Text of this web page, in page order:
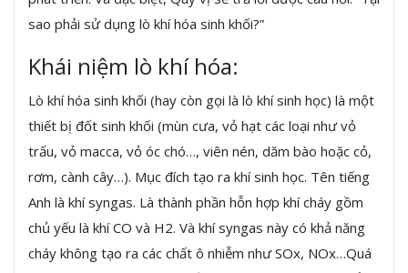
sao phải sử dụng lò khí hóa sinh khối?”
Khái niệm lò khí hóa:
Lò khí hóa sinh khối (hay còn gọi là lò khí sinh học) là một
thiết bị đốt sinh khối (mùn cưa, vỏ hạt các loại như vỏ
trấu, vỏ macca, vỏ óc chó…, viên nén, dăm bào hoặc cỏ,
rơm, cành cây…). Mục đích tạo ra khí sinh học. Tên tiếng
Anh là khí syngas. Là thành phần hỗn hợp khí cháy gồm
chủ yếu là khí CO và H2. Và khí syngas này có khả năng
cháy không tạo ra các chất ô nhiễm như SOx, NOx…Quá